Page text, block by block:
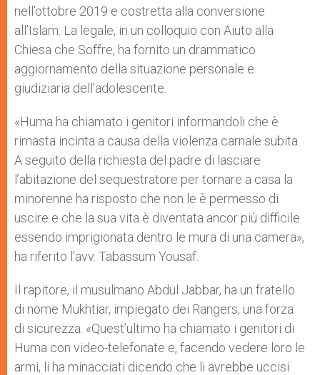
nell’ottobre 2019 e costretta alla conversione
all’Islam. La legale, in un colloquio con Aiuto alla
Chiesa che Soffre, ha fornito un drammatico
aggiornamento della situazione personale e
giudiziaria dell’adolescente.
«Huma ha chiamato i genitori informandoli che è
rimasta incinta a causa della violenza carnale subita.
A seguito della richiesta del padre di lasciare
l’abitazione del sequestratore per tornare a casa la
minorenne ha risposto che non le è permesso di
uscire e che la sua vita è diventata ancor più difficile
essendo imprigionata dentro le mura di una camera»,
ha riferito l’avv. Tabassum Yousaf.
Il rapitore, il musulmano Abdul Jabbar, ha un fratello
di nome Mukhtiar, impiegato dei Rangers, una forza
di sicurezza. «Quest’ultimo ha chiamato i genitori di
Huma con video-telefonate e, facendo vedere loro le
armi, li ha minacciati dicendo che li avrebbe uccisi